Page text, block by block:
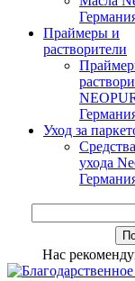
Праймеры и
растворители
Уход за
ухода
Нас